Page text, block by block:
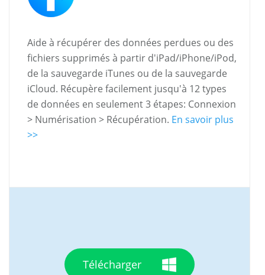
Aide à récupérer des données perdues ou des
fichiers supprimés à partir d'iPad/iPhone/iPod,
de la sauvegarde iTunes ou de la sauvegarde
iCloud. Récupère facilement jusqu'à 12 types
de données en seulement 3 étapes: Connexion
> Numérisation > Récupération. En savoir plus
>>
Télécharger